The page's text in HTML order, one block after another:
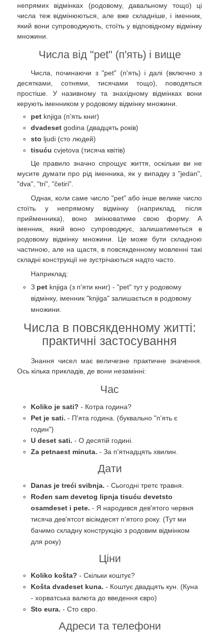
непрямих відмінках (родовому, давальному тощо) ці
числа теж відмінюються, але вже складніше, і іменник,
який вони супроводжують, стоїть у відповідному відмінку
множини.
Числа від "pet" (п'ять) і вище
Числа, починаючи з "pet" (п'ять) і далі (включно з
десятками, сотнями, тисячами тощо), поводяться
простіше. У називному та знахідному відмінках вони
керують іменником у родовому відмінку множини.
pet knjiga (п'ять книг)
dvadeset godina (двадцять років)
sto ljudi (сто людей)
tisuću cvjetova (тисяча квітів)
Це правило значно спрощує життя, оскільки ви не
мусите думати про рід іменника, як у випадку з "jedan",
"dva", "tri", "četiri".
Однак, коли саме число "pet" або інше велике число
стоїть у непрямому відмінку (наприклад, після
прийменника), воно змінюватиме свою форму. А
іменник, який воно супроводжує, залишатиметься в
родовому відмінку множини. Це може бути складною
частиною, але на щастя, в повсякденному мовленні такі
складні конструкції не зустрічаються надто часто.
Наприклад:
З pet knjiga (з п'яти книг) - "pet" тут у родовому
відмінку, іменник "knjiga" залишається в родовому
множини.
Числа в повсякденному житті:
практичні застосування
Знання чисел має величезне практичне значення.
Ось кілька прикладів, де вони незамінні:
Час
Koliko je sati? - Котра година?
Pet je sati. - П'ята година. (буквально "п'ять є
годин")
U deset sati. - О десятій годині.
Za petnaest minuta. - За п'ятнадцять хвилин.
Дати
Danas je treći svibnja. - Сьогодні третє травня.
Rođen sam devetog lipnja tisuću devetsto
osamdeset i pete. - Я народився дев'ятого червня
тисяча дев'ятсот вісімдесят п'ятого року. (Тут ми
бачимо складну конструкцію з родовим відмінком
для року)
Ціни
Koliko košta? - Скільки коштує?
Košta dvadeset kuna. - Коштує двадцять кун. (Куна
- хорватська валюта до введення євро)
Sto eura. - Сто євро.
Адреси та телефони